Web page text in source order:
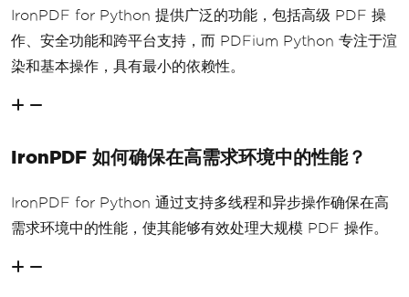
IronPDF for Python 提供广泛的功能，包括高级 PDF 操
作、安全功能和跨平台支持，而 PDFium Python 专注于渲
染和基本操作，具有最小的依赖性。
IronPDF 如何确保在高需求环境中的性能？
IronPDF for Python 通过支持多线程和异步操作确保在高
需求环境中的性能，使其能够有效处理大规模 PDF 操作。